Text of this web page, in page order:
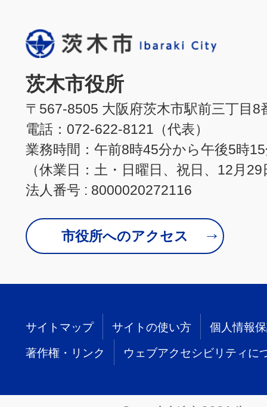
茨木市役所
〒567-8505 大阪府茨木市駅前三丁目8
電話：072-622-8121（代表）
業務時間：午前8時45分から午後5時
（休業日：土・日曜日、祝日、12月
法人番号 : 8000020272116
市役所へのアクセス
サイトマップ サイトの使い方 個人情報
著作権・リンク ウェブアクセシビリティに